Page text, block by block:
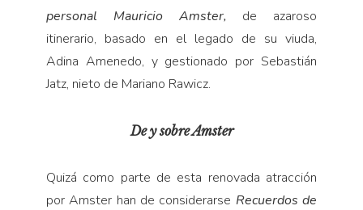
personal Mauricio Amster, de azaroso
itinerario, basado en el legado de su viuda,
Adina Amenedo, y gestionado por Sebastián
Jatz, nieto de Mariano Rawicz.
De y sobre Amster
Quizá como parte de esta renovada atracción
por Amster han de considerarse Recuerdos de